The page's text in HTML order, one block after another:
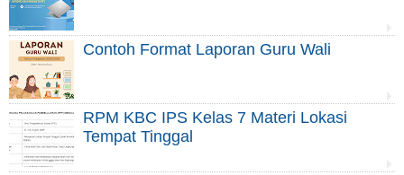
Contoh Format Laporan Guru Wali
RPM KBC IPS Kelas 7 Materi Lokasi
Tempat Tinggal